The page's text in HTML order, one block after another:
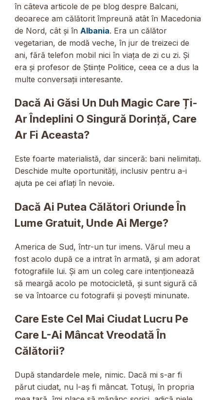
în câteva articole de pe blog despre Balcani,
deoarece am călătorit împreună atât în Macedonia
de Nord, cât și în Albania. Era un călător
vegetarian, de modă veche, în jur de treizeci de
ani, fără telefon mobil nici în viața de zi cu zi. Și
era și profesor de Științe Politice, ceea ce a dus la
multe conversații interesante.
Dacă Ai Găsi Un Duh Magic Care Ți-
Ar Îndeplini O Singură Dorință, Care
Ar Fi Aceasta?
Este foarte materialistă, dar sinceră: bani nelimitați.
Deschide multe oportunități, inclusiv pentru a-i
ajuta pe cei aflați în nevoie.
Dacă Ai Putea Călători Oriunde În
Lume Gratuit, Unde Ai Merge?
America de Sud, într-un tur imens. Vărul meu a
fost acolo după ce a intrat în armată, și am adorat
fotografiile lui. Și am un coleg care intenționează
să meargă acolo pe motocicletă, și sunt sigură că
se va întoarce cu fotografii și povești minunate.
Care Este Cel Mai Ciudat Lucru Pe
Care L-Ai Mâncat Vreodată În
Călătorii?
După standardele mele, nimic. Dacă mi s-ar fi
părut ciudat, nu l-aș fi mâncat. Totuși, în propria